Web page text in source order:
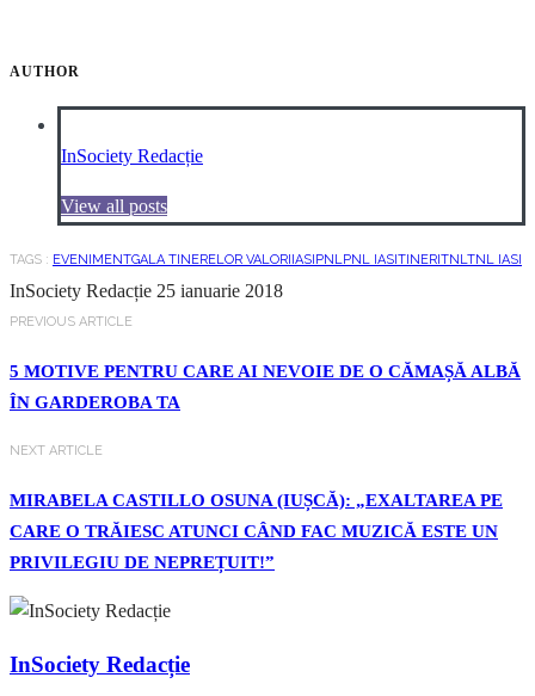
AUTHOR
InSociety Redacție
View all posts
TAGS : EVENIMENTGALA TINERELOR VALORI IASI PNLPNL IASI TINERI TNLTNL IASI
InSociety Redacție 25 ianuarie 2018
PREVIOUS ARTICLE
5 MOTIVE PENTRU CARE AI NEVOIE DE O CĂMAȘĂ ALBĂ
ÎN GARDEROBA TA
NEXT ARTICLE
MIRABELA CASTILLO OSUNA (IUȘCĂ): „EXALTAREA PE
CARE O TRĂIESC ATUNCI CÂND FAC MUZICĂ ESTE UN
PRIVILEGIU DE NEPREȚUIT!”
InSociety Redacție